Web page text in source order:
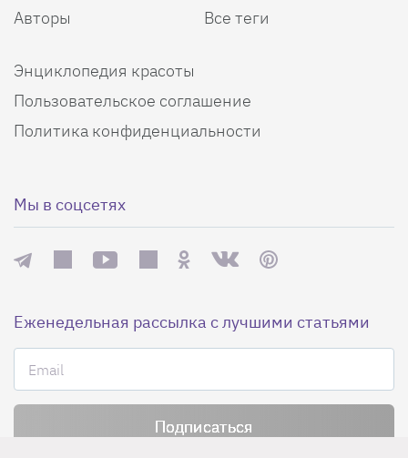
Авторы
Все теги
Энциклопедия красоты
Пользовательское соглашение
Политика конфиденциальности
Мы в соцсетях
Еженедельная рассылка с лучшими статьями